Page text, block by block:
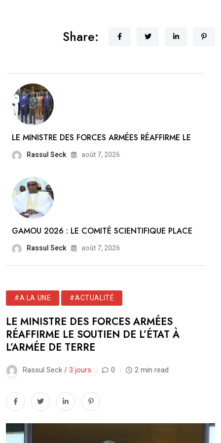
Share:
LE MINISTRE DES FORCES ARMÉES RÉAFFIRME LE
Rassul Seck août 7, 2026
GAMOU 2026 : LE COMITÉ SCIENTIFIQUE PLACE
Rassul Seck août 7, 2026
#A LA UNE #ACTUALITÉ
LE MINISTRE DES FORCES ARMÉES
RÉAFFIRME LE SOUTIEN DE L’ÉTAT À
L’ARMÉE DE TERRE
Rassul Seck / 3 jours 0 2 min read